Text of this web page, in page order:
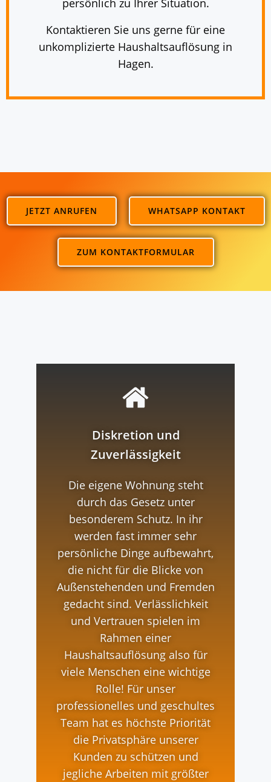
Kontaktieren Sie uns gerne für eine
unkomplizierte Haushaltsauflösung in
Hagen.
JETZT ANRUFEN WHATSAPP KONTAKT
ZUM KONTAKTFORMULAR
Diskretion und
Zuverlässigkeit
Die eigene Wohnung steht
durch das Gesetz unter
besonderem Schutz. In ihr
werden fast immer sehr
persönliche Dinge aufbewahrt,
die nicht für die Blicke von
Außenstehenden und Fremden
gedacht sind. Verlässlichkeit
und Vertrauen spielen im
Rahmen einer
Haushaltsauflösung also für
viele Menschen eine wichtige
Rolle! Für unser
professionelles und geschultes
Team hat es höchste Priorität
die Privatsphäre unserer
Kunden zu schützen und
jegliche Arbeiten mit größter